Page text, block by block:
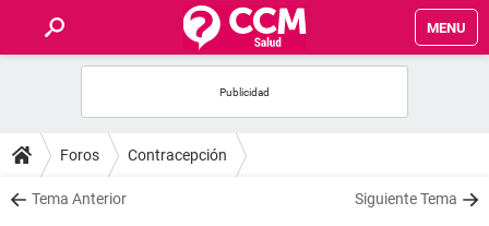
MENU
FOROS
SALUD
Foros Contracepción
Tema Anterior Siguiente Tema